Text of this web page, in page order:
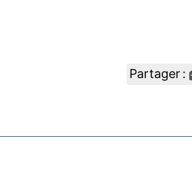
Partager :